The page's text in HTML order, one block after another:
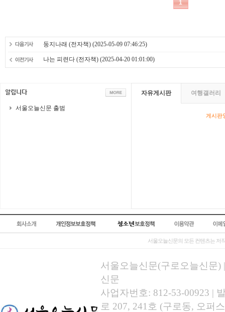
둥지나래 (전자책) (2025-05-09 07:46:25)
나는 피련다 (전자책) (2025-04-20 01:01:00)
서울오늘신문 출범
자유게시판 여행갤러리
게시판
서울오늘신문의 모든 컨텐츠는 저
서울오늘신문(구로오늘신문)
신문
사업자번호: 812-53-00923 |
로 207, 241호 (구로동, 오퍼